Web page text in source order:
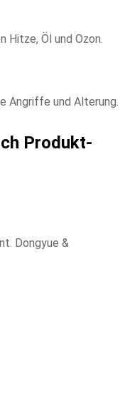
Hitze, Öl und Ozon.
Angriffe und Alterung.
Produkt-
Dongyue &